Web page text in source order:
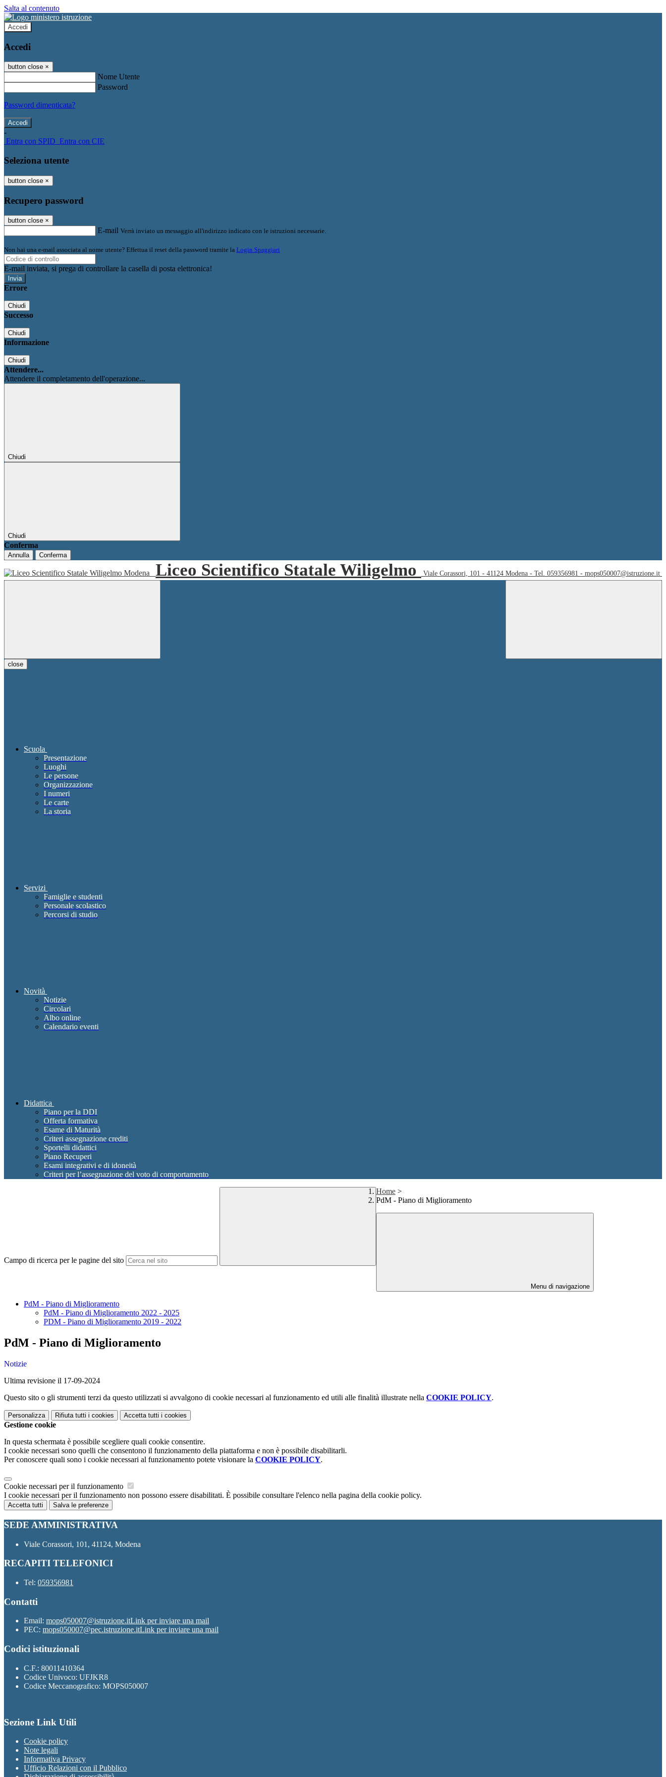
Salta al contenuto
Accedi
Accedi
button close ×
Nome Utente
Password
Password dimenticata?
-
Entra con SPID Entra con CIE
Seleziona utente
button close ×
Recupero password
button close ×
E-mail Verrà inviato un messaggio all'indirizzo indicato con le istruzioni necessarie.
Non hai una e-mail associata al nome utente? Effettua il reset della password tramite la Login Spaggiari
E-mail inviata, si prega di controllare la casella di posta elettronica!
Errore
Chiudi
Successo
Chiudi
Informazione
Chiudi
Attendere...
Attendere il completamento dell'operazione...
Chiudi
Chiudi
Conferma
Annulla Conferma
Liceo Scientifico Statale Wiligelmo Viale Corassori, 101 - 41124 Modena - Tel. 059356981 - mops050007@istruzione.it
close
Scuola
Presentazione
Luoghi
Le persone
Organizzazione
I numeri
Le carte
La storia
Servizi
Famiglie e studenti
Personale scolastico
Percorsi di studio
Novità
Notizie
Circolari
Albo online
Calendario eventi
Didattica
Piano per la DDI
Offerta formativa
Esame di Maturità
Criteri assegnazione crediti
Sportelli didattici
Piano Recuperi
Esami integrativi e di idoneità
Criteri per l’assegnazione del voto di comportamento
Campo di ricerca per le pagine del sito
Home >
PdM - Piano di Miglioramento
Menu di navigazione
PdM - Piano di Miglioramento
PdM - Piano di Miglioramento 2022 - 2025
PDM - Piano di Miglioramento 2019 - 2022
PdM - Piano di Miglioramento
Notizie
Ultima revisione il 17-09-2024
Questo sito o gli strumenti terzi da questo utilizzati si avvalgono di cookie necessari al funzionamento ed utili alle finalità illustrate nella COOKIE POLICY.
Personalizza Rifiuta tutti i cookies Accetta tutti i cookies
Gestione cookie
In questa schermata è possibile scegliere quali cookie consentire.
I cookie necessari sono quelli che consentono il funzionamento della piattaforma e non è possibile disabilitarli.
Per conoscere quali sono i cookie necessari al funzionamento potete visionare la COOKIE POLICY.
Cookie necessari per il funzionamento
I cookie necessari per il funzionamento non possono essere disabilitati. È possibile consultare l'elenco nella pagina della cookie policy.
Accetta tutti Salva le preferenze
SEDE AMMINISTRATIVA
Viale Corassori, 101, 41124, Modena
RECAPITI TELEFONICI
Tel: 059356981
Contatti
Email: mops050007@istruzione.itLink per inviare una mail
PEC: mops050007@pec.istruzione.itLink per inviare una mail
Codici istituzionali
C.F.: 80011410364
Codice Univoco: UFJKR8
Codice Meccanografico: MOPS050007
Sezione Link Utili
Cookie policy
Note legali
Informativa Privacy
Ufficio Relazioni con il Pubblico